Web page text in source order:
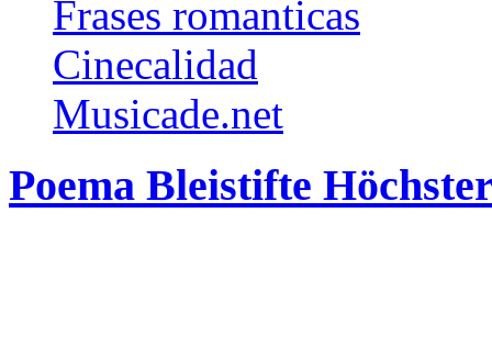
Frases romanticas
Cinecalidad
Musicade.net
Poema Bleistifte